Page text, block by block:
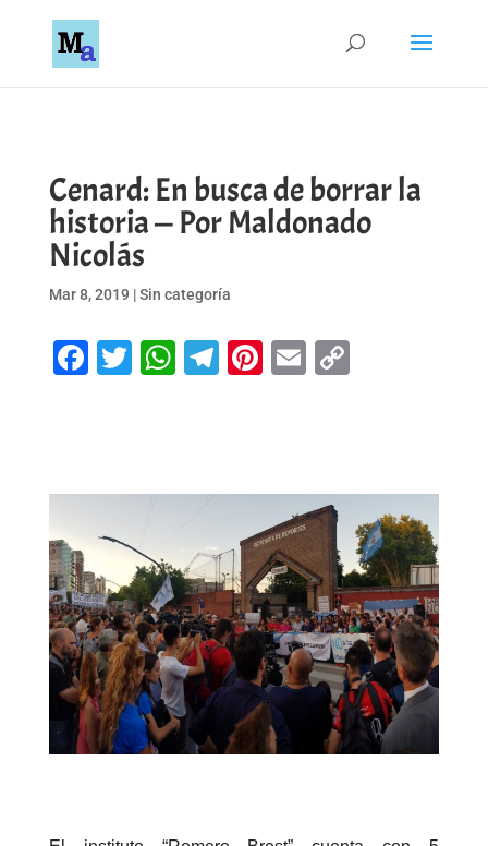
Cenard: En busca de borrar la
historia — Por Maldonado
Nicolás
Mar 8, 2019 |Sin categoría
Facebook
Twitter
WhatsApp
Telegram
Pinterest
EmailCopy